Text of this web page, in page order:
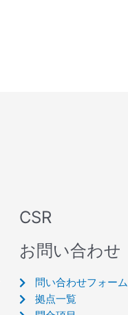
CSR
お問い合わせ
問い合わせフォーム
拠点一覧